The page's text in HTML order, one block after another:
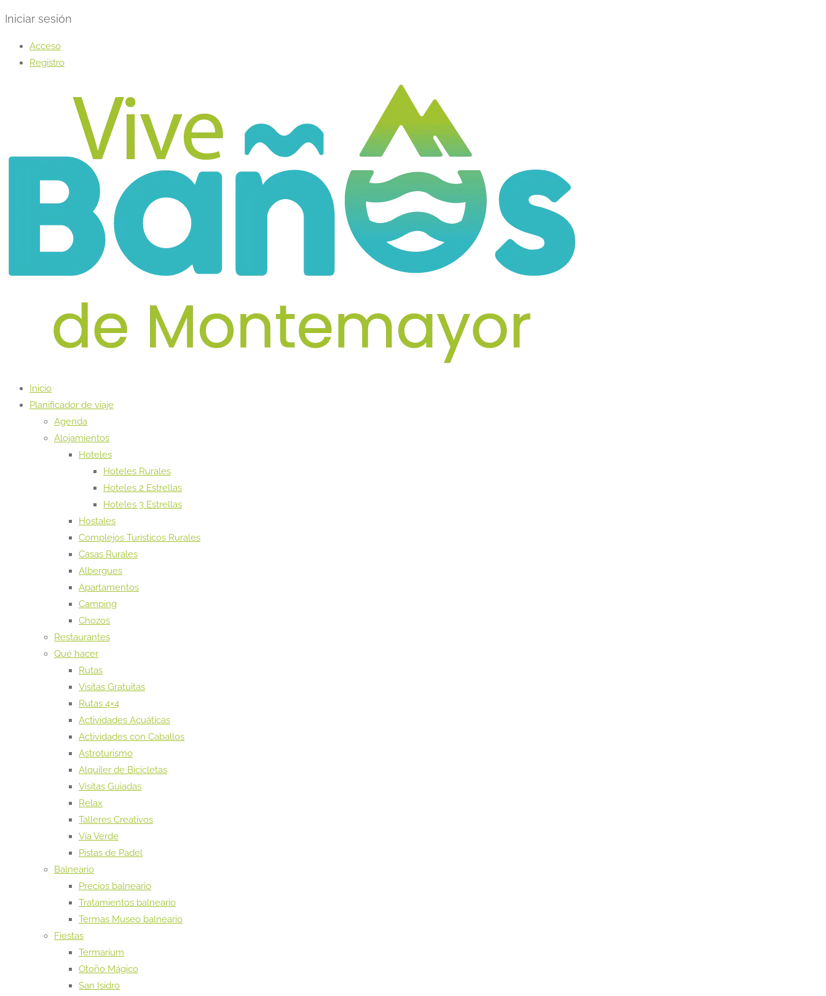
Iniciar sesión
Acceso
Registro
Inicio
Planificador de viaje
Agenda
Alojamientos
Hoteles
Hoteles Rurales
Hoteles 2 Estrellas
Hoteles 3 Estrellas
Hostales
Complejos Turísticos Rurales
Casas Rurales
Albergues
Apartamentos
Camping
Chozos
Restaurantes
Qué hacer
Rutas
Visitas Gratuitas
Rutas 4×4
Actividades Acuáticas
Actividades con Caballos
Astroturismo
Alquiler de Bicicletas
Visitas Guiadas
Relax
Talleres Creativos
Vía Verde
Pistas de Padel
Balneario
Precios balneario
Tratamientos balneario
Termas Museo balneario
Fiestas
Termarium
Otoño Mágico
San Isidro